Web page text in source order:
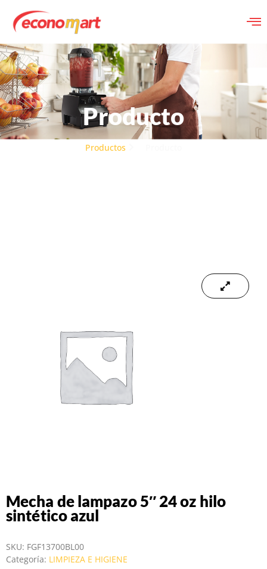
Producto
Productos
Mecha de lampazo 5″ 24 oz hilo
sintético azul
SKU: FGF13700BL00
Categoría: LIMPIEZA E HIGIENE